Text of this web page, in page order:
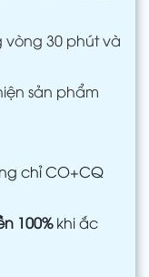
vòng 30 phút và
sản phẩm
chỉ CO+CQ
100%khi ắc